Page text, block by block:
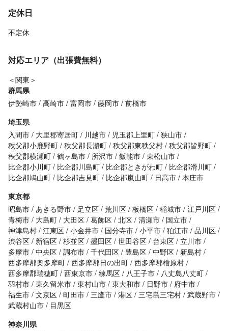
定休日
不定休
対応エリア（出張費無料）
＜関東＞
群馬県
伊勢崎市 高崎市 富岡市 藤岡市 前橋市
埼玉県
入間市
大里郡寄居町 川越市 児玉郡上里町 狭山市
秩父郡小鹿野町 秩父郡長瀞町 秩父郡東秩父村 秩父郡皆野町
秩父郡横瀬町 鶴ヶ島市 所沢市 飯能市 東松山市
比企郡小川町
比企郡川島町 比企郡ときがわ町
比企郡滑川町
比企郡鳩山町
比企郡吉見町 比企郡嵐山町 日高市 本庄市
東京都
昭島市 あきる野市 足立区 荒川区 板橋区 稲城市 江戸川区
青梅市
大島町 大田区 葛飾区 北区 清瀬市
国立市
神津島村 江東区 小金井市 国分寺市 小平市 狛江市 品川区
渋谷区
新宿区 杉並区 墨田区 世田谷区 台東区
立川市
多摩市 中央区 調布市 千代田区 豊島区 中野区
新島村
西多摩郡奥多摩町 西多摩郡日の出町 西多摩郡檜原村
西多摩郡瑞穂町 西東京市 練馬区 八王子市
八丈島八丈町
羽村市 東久留米市 東村山市 東大和市 日野市
府中市
福生市 文京区 町田市 三鷹市 港区 三宅島三宅村 武蔵野市
武蔵村山市
目黒区
神奈川県